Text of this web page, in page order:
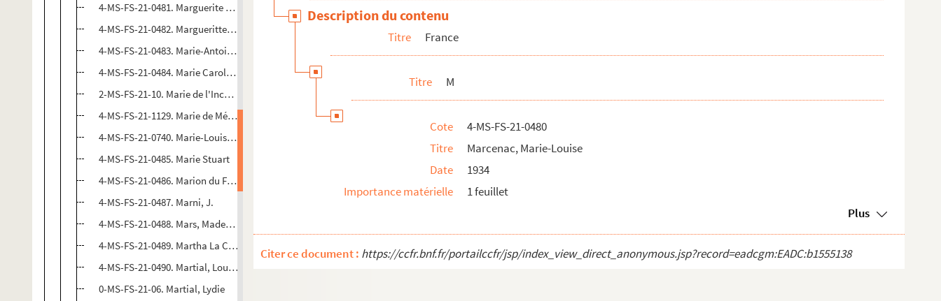
4-MS-FS-21-0481. Marguerite de Valois
4-MS-FS-21-0482. Margueritte, Victor
4-MS-FS-21-0483. Marie-Antoinette (reine de France)
4-MS-FS-21-0484. Marie Caroline (duchesse de Berry)
2-MS-FS-21-10. Marie de l'Incarnation (Acarie, Madame)
4-MS-FS-21-1129. Marie de Médicis (reine de France)
4-MS-FS-21-0740. Marie-Louise (impératrice des Français)
4-MS-FS-21-0485. Marie Stuart
4-MS-FS-21-0486. Marion du Faouët (née Marie Louise Tromel)
4-MS-FS-21-0487. Marni, J.
4-MS-FS-21-0488. Mars, Mademoiselle
4-MS-FS-21-0489. Martha La Corse (née Albertine Frankaert, épouse Marcel Chaffeix)
4-MS-FS-21-0490. Martial, Louise
0-MS-FS-21-06. Martial, Lydie
Description du contenu
Titre France
Titre M
Cote
4-MS-FS-21-0480
Titre
Marcenac, Marie-Louise
Date
1934
Importance matérielle
1 feuillet
Plus
Citer ce document : https://ccfr.bnf.fr/portailccfr/jsp/index_view_direct_anonymous.jsp?record=eadcgm:EADC:b1555138